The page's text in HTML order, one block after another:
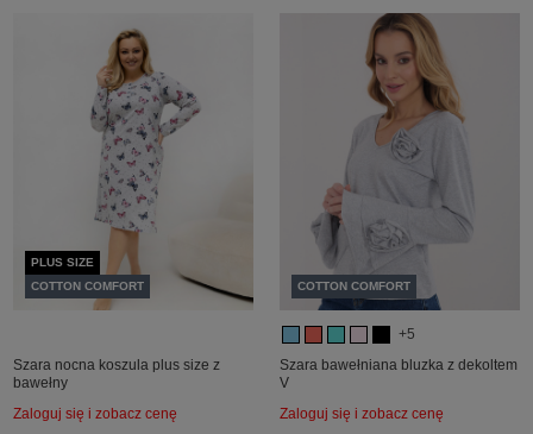
PLUS SIZE
COTTON COMFORT
Szara nocna koszula plus size z
bawełny
Zaloguj się i zobacz cenę
COTTON COMFORT
+5
Szara bawełniana bluzka z dekoltem
V
Zaloguj się i zobacz cenę